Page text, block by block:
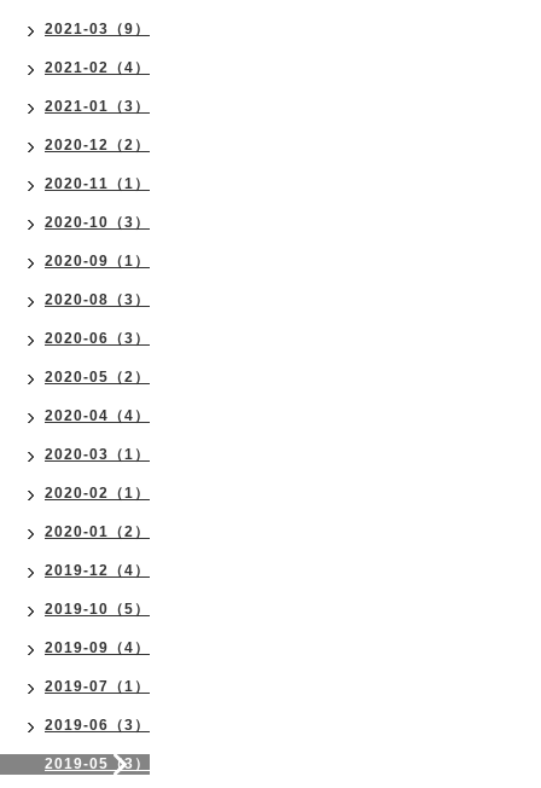
2021-03（9）
2021-02（4）
2021-01（3）
2020-12（2）
2020-11（1）
2020-10（3）
2020-09（1）
2020-08（3）
2020-06（3）
2020-05（2）
2020-04（4）
2020-03（1）
2020-02（1）
2020-01（2）
2019-12（4）
2019-10（5）
2019-09（4）
2019-07（1）
2019-06（3）
2019-05（3）